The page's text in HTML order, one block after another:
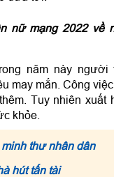
nữ mạng 2022 về
năm này người
may mắn. Công
Tuy nhiên xuất
khỏe.
thư nhân dân
hút tấn tài